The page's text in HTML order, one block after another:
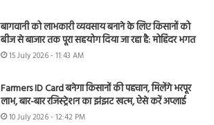
बागवानी को लाभकारी व्यवसाय बनाने के लिए किसानों को
बीज से बाजार तक पूरा सहयोग दिया जा रहा है: मोहिंदर भगत
15 July 2026 - 11:43 AM
Farmers ID Card बनेगा किसानों की पहचान, मिलेंगे भरपूर
लाभ, बार-बार रजिस्ट्रेशन का झंझट खत्म, ऐसे करें अप्लाई
10 July 2026 - 12:42 PM